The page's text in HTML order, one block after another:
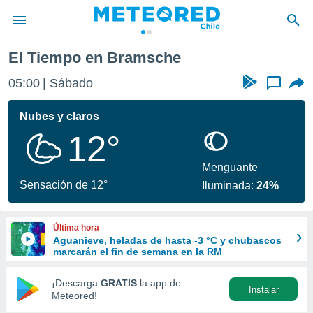
de
por
se
calidad.
a este
las
y
forma
digital
basada
El Tiempo en Bramsche
05:00 Sábado ...
Nubes y claros
12°
Sensación de 12°
Menguante
Iluminada:24%
Última hora
Aguanieve, heladas de hasta -3 °C y chubascos
marcarán el fin de semana en la RM
¡Descarga GRATIS la app de
Meteored!
Instalar